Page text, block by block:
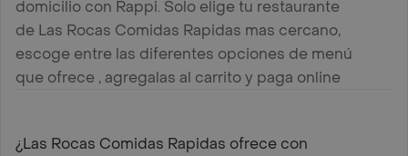
domicilio con Rappi. Solo elige tu restaurante
de Las Rocas Comidas Rapidas mas cercano,
escoge entre las diferentes opciones de menú
que ofrece , agregalas al carrito y paga online
¿Las Rocas Comidas Rapidas ofrece con